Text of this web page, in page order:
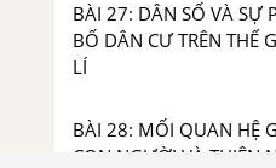
BÀI 27: DÂN SỐ VÀ SỰ
BỐ DÂN CƯ TRÊN THẾ
LÍ
BÀI 28: MỐI QUAN HỆ
CON NGƯỜI VÀ THIÊN